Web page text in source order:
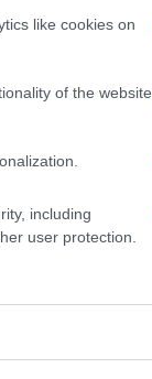
like cookies on
of the website
including
user protection.